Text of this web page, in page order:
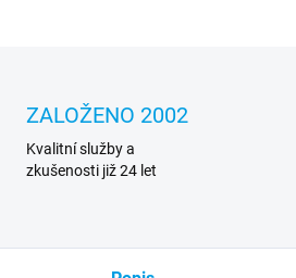
ZALOŽENO 2002
Kvalitní služby a
zkušenosti již 24 let